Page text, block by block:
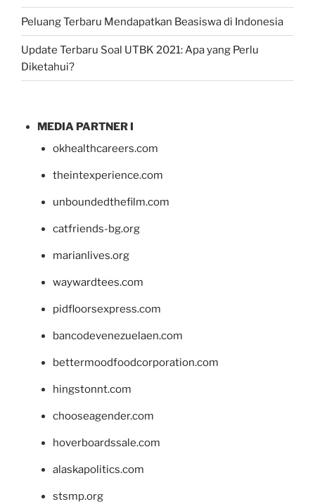
Peluang Terbaru Mendapatkan Beasiswa di Indonesia
Update Terbaru Soal UTBK 2021: Apa yang Perlu
Diketahui?
MEDIA PARTNER I
okhealthcareers.com
theintexperience.com
unboundedthefilm.com
catfriends-bg.org
marianlives.org
waywardtees.com
pidfloorsexpress.com
bancodevenezuelaen.com
bettermoodfoodcorporation.com
hingstonnt.com
chooseagender.com
hoverboardssale.com
alaskapolitics.com
stsmp.org